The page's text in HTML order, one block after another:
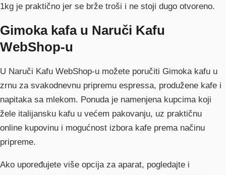
1kg je praktično jer se brže troši i ne stoji dugo otvoreno.
Gimoka kafa u Naruči Kafu
WebShop-u
U Naruči Kafu WebShop-u možete poručiti Gimoka kafu u
zrnu za svakodnevnu pripremu espressa, produžene kafe i
napitaka sa mlekom. Ponuda je namenjena kupcima koji
žele italijansku kafu u većem pakovanju, uz praktičnu
online kupovinu i mogućnost izbora kafe prema načinu
pripreme.
Ako upoređujete više opcija za aparat, pogledajte i